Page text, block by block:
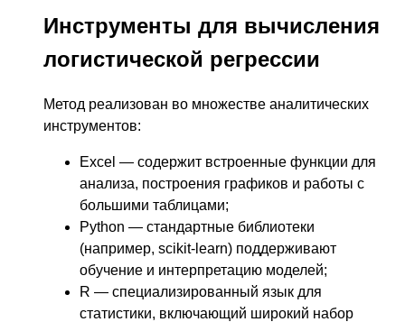
Инструменты для вычисления
логистической регрессии
Метод реализован во множестве аналитических
инструментов:
Excel — содержит встроенные функции для
анализа, построения графиков и работы с
большими таблицами;
Python — стандартные библиотеки
(например, scikit-learn) поддерживают
обучение и интерпретацию моделей;
R — специализированный язык для
статистики, включающий широкий набор